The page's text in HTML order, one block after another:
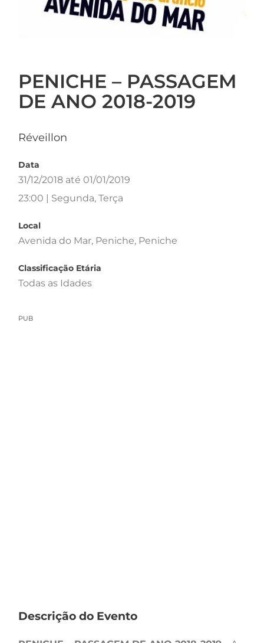
PENICHE – PASSAGEM
DE ANO 2018-2019
Réveillon
Data
31/12/2018 até 01/01/2019
23:00 | Segunda, Terça
Local
Avenida do Mar, Peniche, Peniche
Classificação Etária
Todas as Idades
PUB
Descrição do Evento